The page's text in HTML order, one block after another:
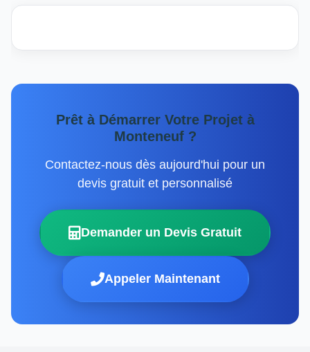
Prêt à Démarrer Votre Projet à
Monteneuf ?
Contactez-nous dès aujourd'hui pour un
devis gratuit et personnalisé
Demander un Devis Gratuit
Appeler Maintenant